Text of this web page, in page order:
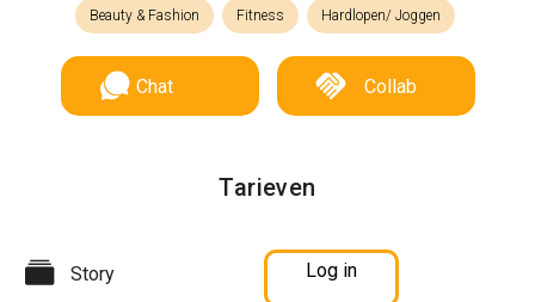
Beauty & Fashion Fitness Hardlopen/ Joggen
Chat Collab
Tarieven
Story Log in